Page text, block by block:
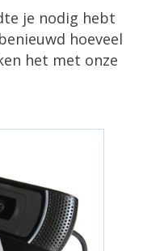
je nodig hebt
hoeveel
het met onze